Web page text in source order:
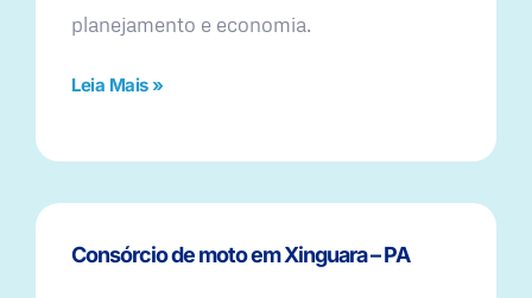
planejamento e economia.
Leia Mais »
Consórcio de moto em Xinguara – PA